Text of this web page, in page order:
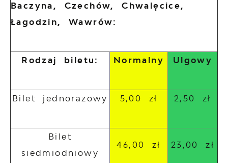
Baczyna, Czechów, Chwalęcice,
Łagodzin, Wawrów:
Rodzaj biletu: Normalny Ulgowy
Bilet jednorazowy 5,00 zł 2,50 zł
Bilet
siedmiodniowy
46,00 zł 23,00 zł